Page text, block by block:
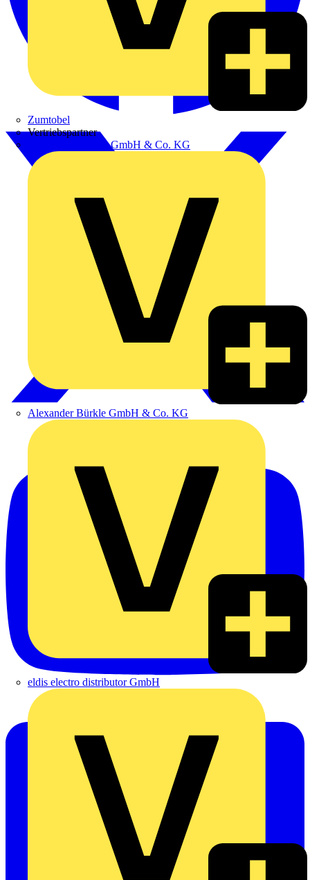
Zumtobel
Vertriebspartner
Adalbert Zajadacz GmbH & Co. KG
Alexander Bürkle GmbH & Co. KG
eldis electro distributor GmbH